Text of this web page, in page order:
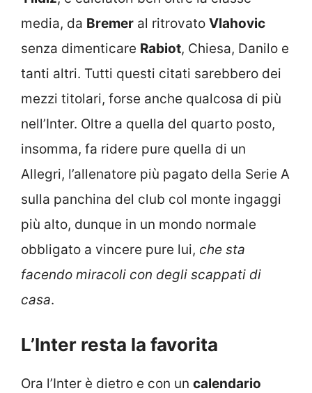
media, da Bremer al ritrovato Vlahovic
senza dimenticare Rabiot, Chiesa, Danilo e
tanti altri. Tutti questi citati sarebbero dei
mezzi titolari, forse anche qualcosa di più
nell’Inter. Oltre a quella del quarto posto,
insomma, fa ridere pure quella di un
Allegri, l’allenatore più pagato della Serie A
sulla panchina del club col monte ingaggi
più alto, dunque in un mondo normale
obbligato a vincere pure lui, che sta
facendo miracoli con degli scappati di
casa.
L’Inter resta la favorita
Ora l’Inter è dietro e con un calendario